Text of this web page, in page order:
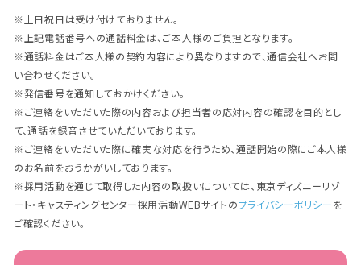
※土日祝日は受け付けておりません。
※上記電話番号への通話料金は、ご本人様のご負担となります。
※通話料金はご本人様の契約内容により異なりますので、通信会社へお問
い合わせください。
※発信番号を通知しておかけください。
※ご連絡をいただいた際の内容および担当者の応対内容の確認を目的とし
て、通話を録音させていただいております。
※ご連絡をいただいた際に確実な対応を行うため、通話開始の際にご本人様
のお名前をおうかがいしております。
※採用活動を通じて取得した内容の取扱いについては、東京ディズニーリゾ
ート・キャスティングセンター採用活動WEBサイトのプライバシーポリシーを
ご確認ください。